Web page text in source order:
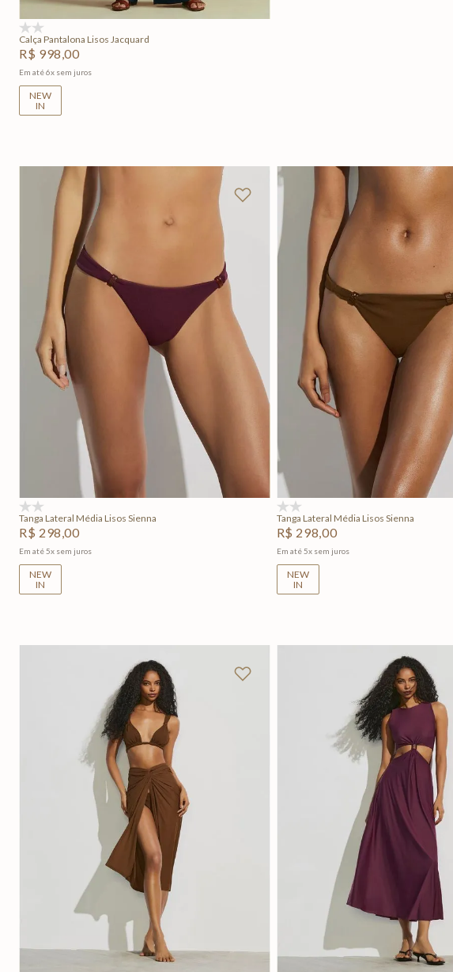
Calça Pantalona Lisos Jacquard
R$ 998,00
Em até6x sem juros
NEW
IN
GG
Adicionar na sacola
Tanga Lateral Média Lisos Sienna
R$ 298,00
Em até5x sem juros
NEW
IN
M
Adicionar na sacola
Tanga Lateral Média Lisos Sienna
R$ 298,00
Em até5x sem juros
NEW
IN
Adicionar na sacola
P M G
Adicionar na sacola